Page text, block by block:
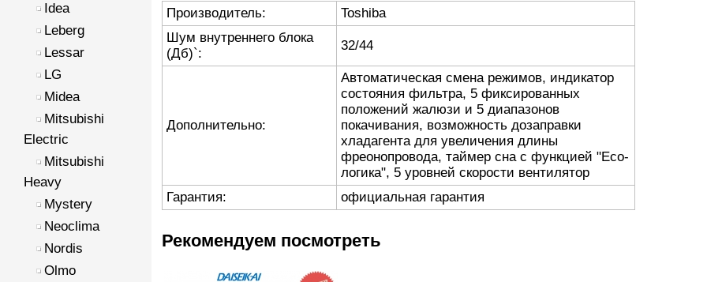
Idea
Leberg
Lessar
LG
Midea
Mitsubishi
Electric
Mitsubishi
Heavy
Mystery
Neoclima
Nordis
Olmo
Производитель:
Toshiba
Шум внутреннего блока
(Дб)`:
32/44
Дополнительно:
Автоматическая смена режимов, индикатор
состояния фильтра, 5 фиксированных
положений жалюзи и 5 диапазонов
покачивания, возможность дозаправки
хладагента для увеличения длины
фреонопровода, таймер сна с функцией "Есо-
логика", 5 уровней скорости вентилятор
Гарантия:
официальная гарантия
Рекомендуем посмотреть